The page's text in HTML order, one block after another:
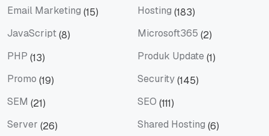
Email Marketing (15) Hosting (183)
JavaScript(8) Microsoft365 (2)
PHP (13) Produk Update (1)
Promo (19) Security(145)
SEM (21) SEO (111)
Server (26) Shared Hosting (6)